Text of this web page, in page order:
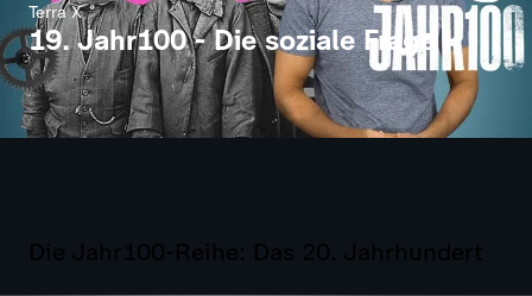
Terra X
19. Jahr100 - Die soziale Frage
Die Jahr100-Reihe: Das 20. Jahrhundert